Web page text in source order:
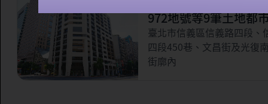
972地號等9筆土地都
案
臺北市信義區信義路四段、
四段450巷、文昌街及光復
街廓內